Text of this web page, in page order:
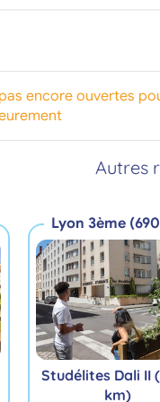
encore ouvertes
Autres
Lyon 3ème
Studélites Dali II
km)